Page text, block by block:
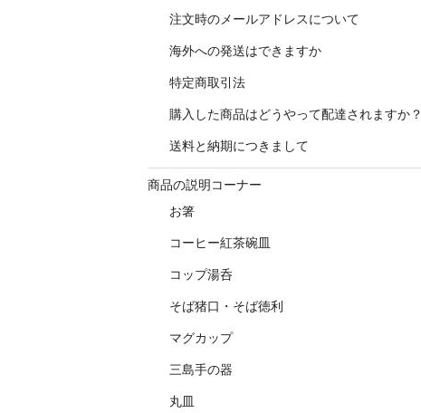
注文時のメールアドレスについて
海外への発送はできますか
特定商取引法
購入した商品はどうやって配達されますか？
送料と納期につきまして
商品の説明コーナー
お箸
コーヒー紅茶碗皿
コップ湯呑
そば猪口・そば徳利
マグカップ
三島手の器
丸皿